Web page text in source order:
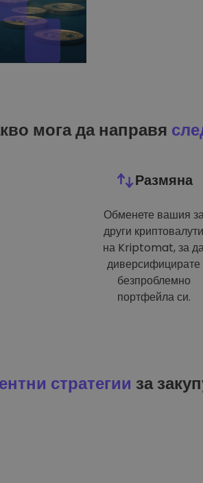
мога да направя
Размяна
Обменете вашия
други криптовалути
на Kriptomat, за
диверсифицирате
безпроблемно
портфейла си.
стратегии за